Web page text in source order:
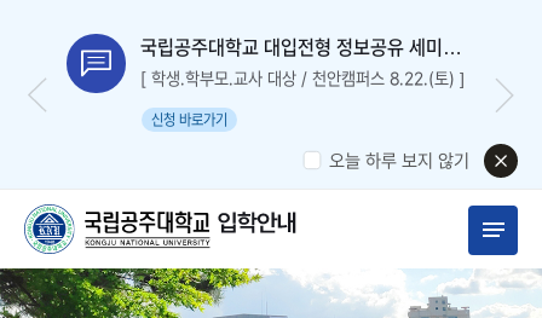
국립공주대학교 대입전형 정보공유 세미나
신청
[ 학생.학부모.교사 대상 / 천안캠퍼스 8.22.(토) ]
신청 바로가기
오늘 하루 보지 않기